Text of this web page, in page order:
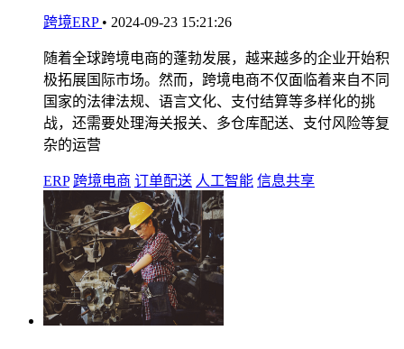
跨境ERP • 2024-09-23 15:21:26
随着全球跨境电商的蓬勃发展，越来越多的企业开始积
极拓展国际市场。然而，跨境电商不仅面临着来自不同
国家的法律法规、语言文化、支付结算等多样化的挑
战，还需要处理海关报关、多仓库配送、支付风险等复
杂的运营
ERP 跨境电商 订单配送 人工智能 信息共享